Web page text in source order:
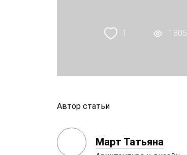
1 1805
Автор статьи
Март Татьяна